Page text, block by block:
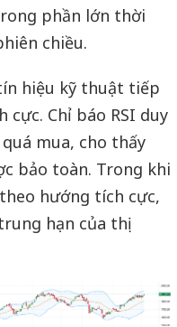
phần lớn thời
chiều.
hiệu kỹ thuật tiếp
Chỉ báo RSI duy
mua, cho thấy
bảo toàn. Trong khi
hướng tích cực,
hạn của thị